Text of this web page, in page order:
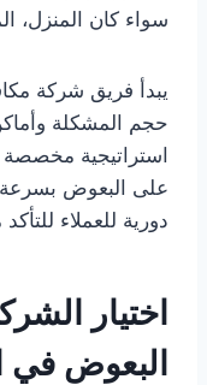
سواء كان المنزل،
يبدأ فريق شركة
حجم المشكلة
استراتيجية
على البعوض بسرعة
دورية للعملاء
اختيار
البعوض في